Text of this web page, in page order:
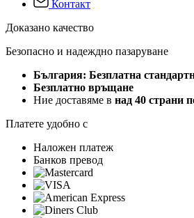
Контакт
Доказано качество
Безопасно и надеждно пазаруване
България: Безплатна
Безплатно връщане
Ние доставяме в над 40 страни
Платете удобно с
Наложен платеж
Банков превод